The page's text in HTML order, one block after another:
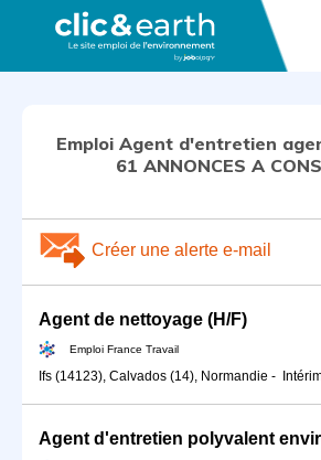
Emploi Agent d'entretien
61 ANNONCES A
Créer une alerte e-mail
Agent de nettoyage (H/F)
Emploi France Travail
Ifs (14123), Calvados (14), Normandie -